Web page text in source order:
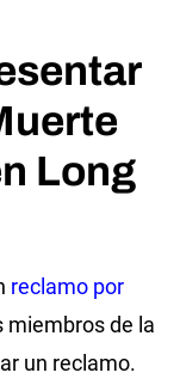
Long
reclamo por
miembros de la
un reclamo.